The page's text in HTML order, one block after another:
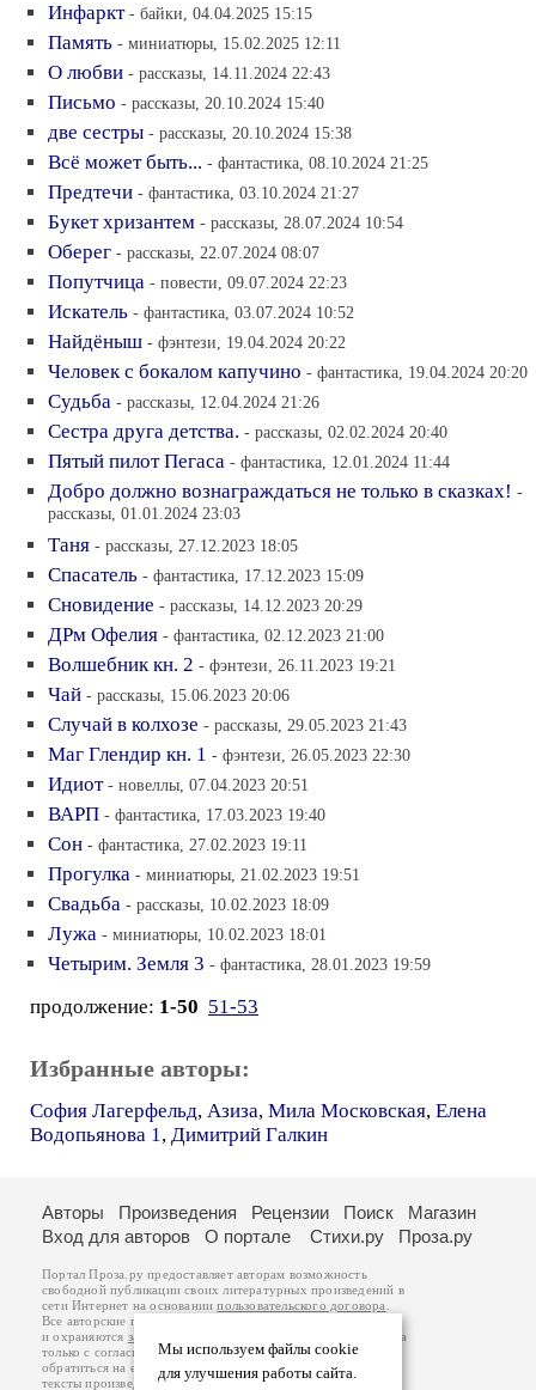
Инфаркт - байки, 04.04.2025 15:15
Память - миниатюры, 15.02.2025 12:11
О любви - рассказы, 14.11.2024 22:43
Письмо - рассказы, 20.10.2024 15:40
две сестры - рассказы, 20.10.2024 15:38
Всё может быть... - фантастика, 08.10.2024 21:25
Предтечи - фантастика, 03.10.2024 21:27
Букет хризантем - рассказы, 28.07.2024 10:54
Оберег - рассказы, 22.07.2024 08:07
Попутчица - повести, 09.07.2024 22:23
Искатель - фантастика, 03.07.2024 10:52
Найдёныш - фэнтези, 19.04.2024 20:22
Человек с бокалом капучино - фантастика, 19.04.2024 20:20
Судьба - рассказы, 12.04.2024 21:26
Сестра друга детства. - рассказы, 02.02.2024 20:40
Пятый пилот Пегаса - фантастика, 12.01.2024 11:44
Добро должно вознаграждаться не только в сказках! -
рассказы, 01.01.2024 23:03
Таня - рассказы, 27.12.2023 18:05
Спасатель - фантастика, 17.12.2023 15:09
Сновидение - рассказы, 14.12.2023 20:29
ДРм Офелия - фантастика, 02.12.2023 21:00
Волшебник кн. 2 - фэнтези, 26.11.2023 19:21
Чай - рассказы, 15.06.2023 20:06
Случай в колхозе - рассказы, 29.05.2023 21:43
Маг Глендир кн. 1 - фэнтези, 26.05.2023 22:30
Идиот - новеллы, 07.04.2023 20:51
ВАРП - фантастика, 17.03.2023 19:40
Сон - фантастика, 27.02.2023 19:11
Прогулка - миниатюры, 21.02.2023 19:51
Свадьба - рассказы, 10.02.2023 18:09
Лужа - миниатюры, 10.02.2023 18:01
Четырим. Земля 3 - фантастика, 28.01.2023 19:59
продолжение: 1-50 51-53
Избранные авторы:
София Лагерфельд, Азиза, Мила Московская, Елена
Водопьянова 1, Димитрий Галкин
Мы используем файлы cookie
для улучшения работы сайта.
Авторы Произведения Рецензии Поиск
Магазин
Вход для авторов
О портале Стихи.ру Проза.ру
Портал Проза.ру предоставляет авторам возможность
свободной публикации своих литературных произведений в
сети Интернет на основаниипользовательского договора
Все авторские права на произведения принадлежат авторам
и охраняются законом
. Перепечатка произведений возможна
только с согласия его автора, к которому вы можете
обратиться на его авторской странице. Ответственность за
тексты произведений авторы несут самостоятельно на